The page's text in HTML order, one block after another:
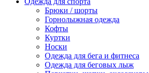
Брюки / шорты
Горнолыжная одежда
Кофты
Куртки
Носки
Одежда для бега и фитнеса
Одежда для беговых лыж